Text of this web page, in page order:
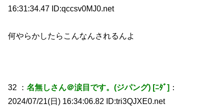
16:31:34.47 ID:qccsv0MJ0.net
何やらかしたらこんなんされるんよ
32 ：名無しさん＠涙目です。(ジパング) [ﾆﾀﾞ] ：
2024/07/21(日) 16:34:06.82 ID:tri3QJXE0.net